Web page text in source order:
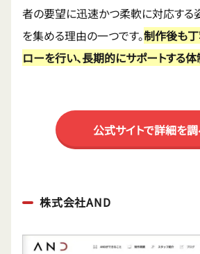
者の要望に迅速かつ柔軟に対応する
を集める理由の一つです。制作後も丁
ローを行い、長期的にサポートする体
公式サイトで詳細を
株式会社AND